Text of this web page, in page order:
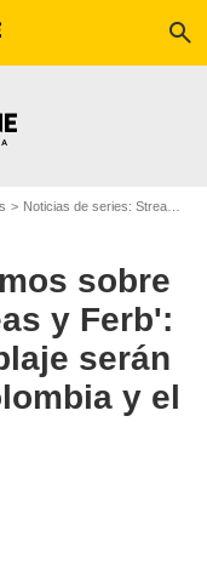
search
Noticias de series: Streaming
sobre
y Ferb':
serán
y el